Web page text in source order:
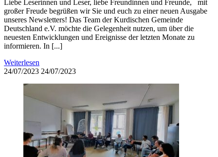
Liebe Leserinnen und Leser, liebe Freundinnen und Freunde, mit
großer Freude begrüßen wir Sie und euch zu einer neuen Ausgabe
unseres Newsletters! Das Team der Kurdischen Gemeinde
Deutschland e.V. möchte die Gelegenheit nutzen, um über die
neuesten Entwicklungen und Ereignisse der letzten Monate zu
informieren. In [...]
Weiterlesen
24/07/2023 24/07/2023